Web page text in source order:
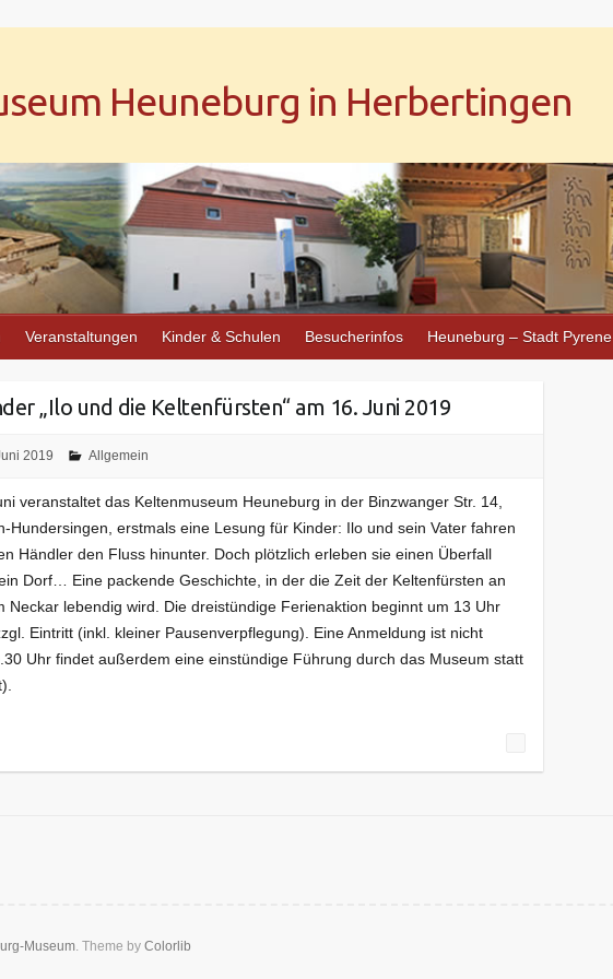
Heuneburg in Herbertingen
Veranstaltungen Kinder & Schulen Besucherinfos Heuneburg – Stadt Pyrene
„Ilo und die Keltenfürsten“ am 16. Juni 2019
2019 Allgemein
veranstaltet das Keltenmuseum Heuneburg in der Binzwanger Str. 14,
Hundersingen, erstmals eine Lesung für Kinder: Ilo und sein Vater fahren
Händler den Fluss hinunter. Doch plötzlich erleben sie einen Überfall
Dorf… Eine packende Geschichte, in der die Zeit der Keltenfürsten an
Neckar lebendig wird. Die dreistündige Ferienaktion beginnt um 13 Uhr
Eintritt (inkl. kleiner Pausenverpflegung). Eine Anmeldung ist nicht
Uhr findet außerdem eine einstündige Führung durch das Museum statt
Museum. Theme by Colorlib